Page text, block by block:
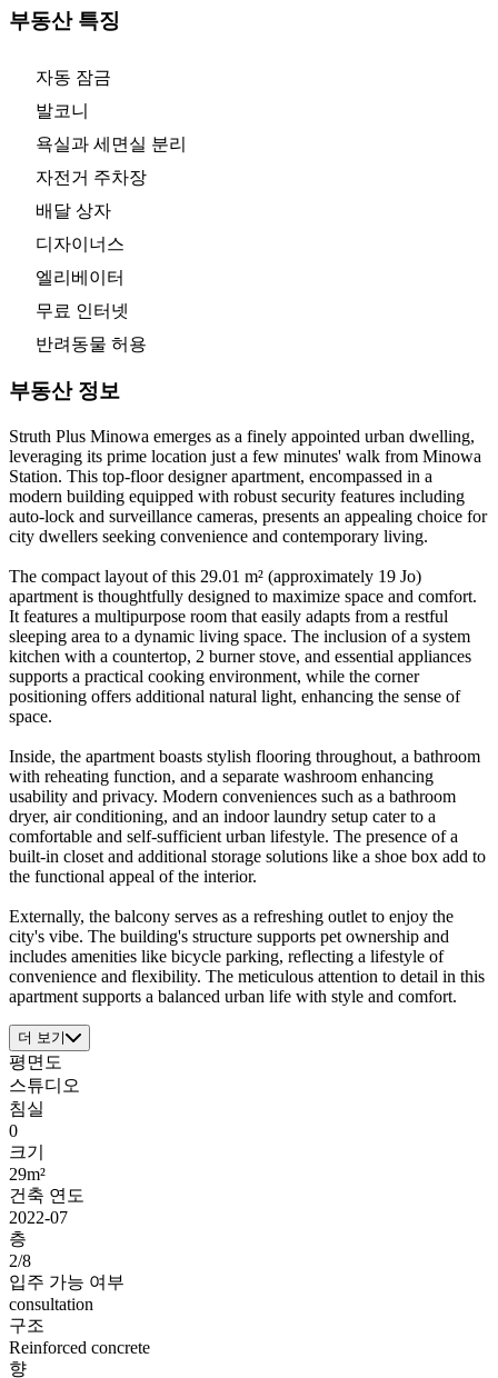
부동산 특징
자동 잠금
발코니
욕실과 세면실 분리
자전거 주차장
배달 상자
디자이너스
엘리베이터
무료 인터넷
반려동물 허용
부동산 정보
Struth Plus Minowa emerges as a finely appointed urban dwelling,
leveraging its prime location just a few minutes' walk from Minowa
Station. This top-floor designer apartment, encompassed in a
modern building equipped with robust security features including
auto-lock and surveillance cameras, presents an appealing choice for
city dwellers seeking convenience and contemporary living.
The compact layout of this 29.01 m² (approximately 19 Jo)
apartment is thoughtfully designed to maximize space and comfort.
It features a multipurpose room that easily adapts from a restful
sleeping area to a dynamic living space. The inclusion of a system
kitchen with a countertop, 2 burner stove, and essential appliances
supports a practical cooking environment, while the corner
positioning offers additional natural light, enhancing the sense of
space.
Inside, the apartment boasts stylish flooring throughout, a bathroom
with reheating function, and a separate washroom enhancing
usability and privacy. Modern conveniences such as a bathroom
dryer, air conditioning, and an indoor laundry setup cater to a
comfortable and self-sufficient urban lifestyle. The presence of a
built-in closet and additional storage solutions like a shoe box add to
the functional appeal of the interior.
Externally, the balcony serves as a refreshing outlet to enjoy the
city's vibe. The building's structure supports pet ownership and
includes amenities like bicycle parking, reflecting a lifestyle of
convenience and flexibility. The meticulous attention to detail in this
apartment supports a balanced urban life with style and comfort.
더 보기
평면도
스튜디오
침실
0
크기
29m²
건축 연도
2022-07
층
2/8
입주 가능 여부
consultation
구조
Reinforced concrete
향